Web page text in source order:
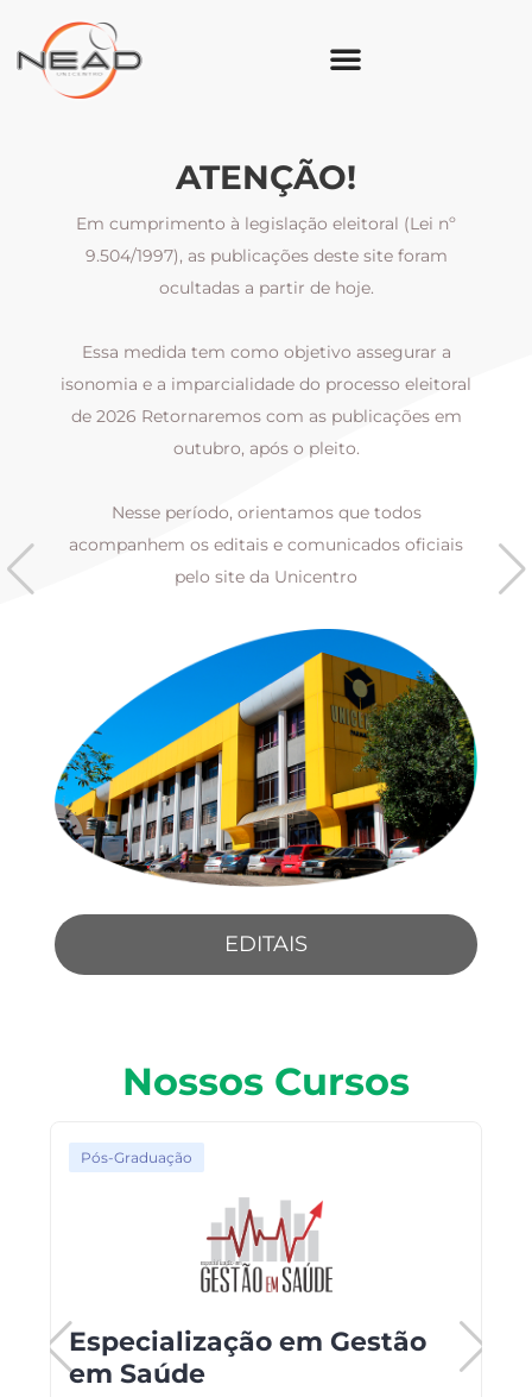
ATENÇÃO!
Em cumprimento à legislação eleitoral (Lei nº
9.504/1997), as publicações deste site foram
ocultadas a partir de hoje.
Essa medida tem como objetivo assegurar a
isonomia e a imparcialidade do processo eleitoral
de 2026 Retornaremos com as publicações em
outubro, após o pleito.
Nesse período, orientamos que todos
acompanhem os editais e comunicados oficiais
pelo site da Unicentro
EDITAIS
Nossos Cursos
Pós-Graduação
Especialização em Gestão
em Saúde